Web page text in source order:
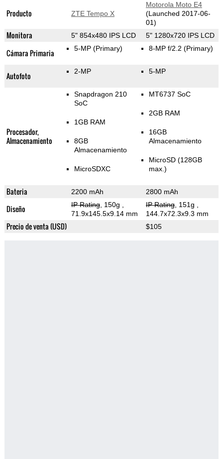
Producto ZTE Tempo X
Motorola Moto E4
(Launched 2017-06-
01)
Monitora 5" 854x480 IPS LCD 5" 1280x720 IPS LCD
Cámara Primaria 5-MP (Primary) 8-MP f/2.2 (Primary)
Autofoto 2-MP 5-MP
Procesador,
Almacenamiento
Snapdragon 210
SoC
1GB RAM
8GB
Almacenamiento
MicroSDXC
MT6737 SoC
2GB RAM
16GB
Almacenamiento
MicroSD (128GB
max.)
Bateria 2200 mAh 2800 mAh
Diseño IP Rating, 150g
71.9x145.5x9.14 mm
IP Rating, 151g
144.7x72.3x9.3 mm
Precio de venta (USD) $105